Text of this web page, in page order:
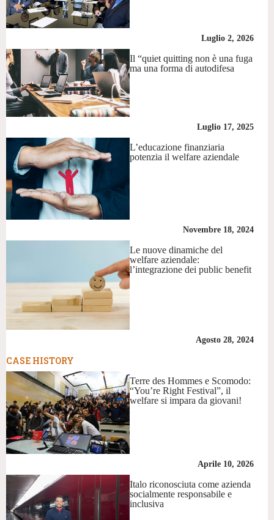
Luglio 2, 2026
Il “quiet quitting non è una fuga
ma una forma di autodifesa
Luglio 17, 2025
L’educazione finanziaria
potenzia il welfare aziendale
Novembre 18, 2024
Le nuove dinamiche del
welfare aziendale:
l’integrazione dei public benefit
Agosto 28, 2024
CASE HISTORY
Terre des Hommes e Scomodo:
“You’re Right Festival”, il
welfare si impara da giovani!
Aprile 10, 2026
Italo riconosciuta come azienda
socialmente responsabile e
inclusiva